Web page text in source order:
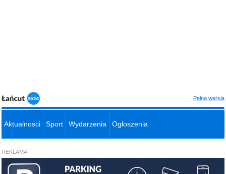
Pełna wersja
Aktualnosci Sport Wydarzenia Ogłoszenia
REKLAMA